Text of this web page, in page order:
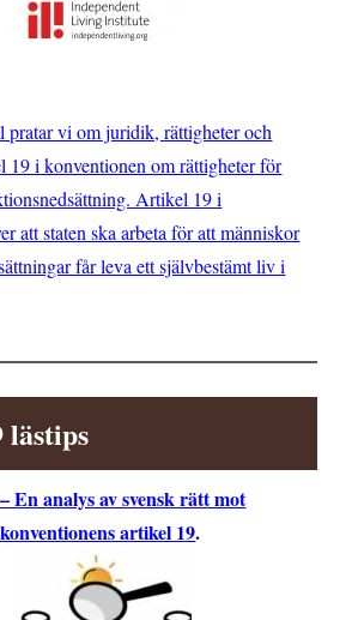
pratar vi om juridik, rättigheter och
i konventionen om rättigheter för
Artikel 19 i
att staten ska arbeta för att människor
får leva ett självbestämt liv i
En analys av svensk rätt mot
artikel 19.